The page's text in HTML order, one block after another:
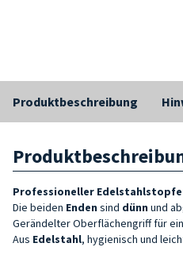
Produktbeschreibung
Professioneller
Die beiden Enden sind dünn und
Gerändelter Oberflächengriff für
Aus Edelstahl, hygienisch und